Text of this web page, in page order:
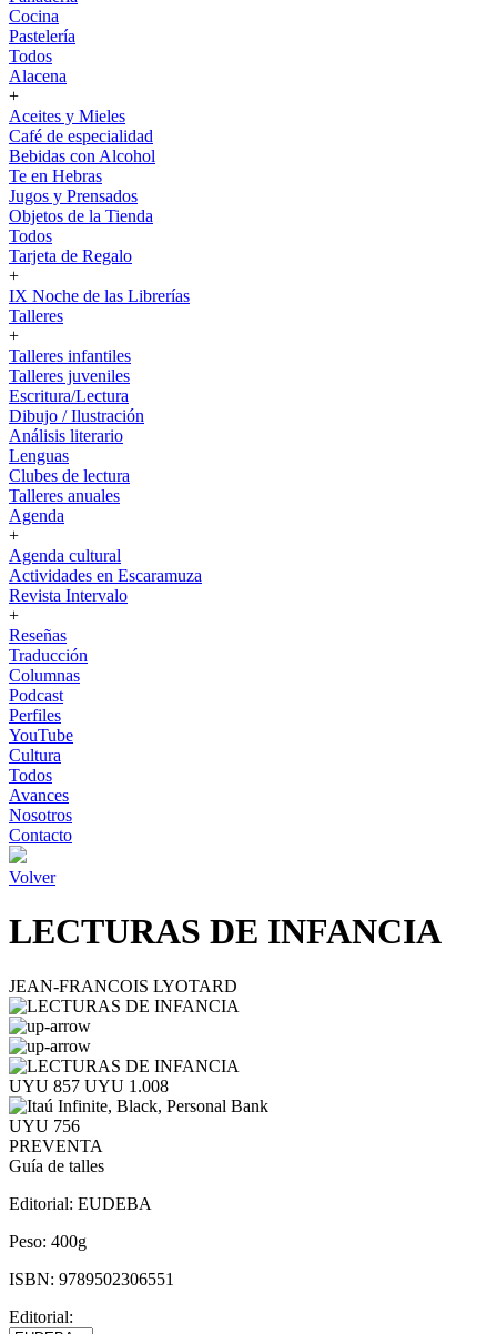
Cocina
Pastelería
Todos
Alacena
+
Aceites y Mieles
Café de especialidad
Bebidas con Alcohol
Te en Hebras
Jugos y Prensados
Objetos de la Tienda
Todos
Tarjeta de Regalo
+
IX Noche de las Librerías
Talleres
+
Talleres infantiles
Talleres juveniles
Escritura/Lectura
Dibujo / Ilustración
Análisis literario
Lenguas
Clubes de lectura
Talleres anuales
Agenda
+
Agenda cultural
Actividades en Escaramuza
Revista Intervalo
+
Reseñas
Traducción
Columnas
Podcast
Perfiles
YouTube
Cultura
Todos
Avances
Nosotros
Contacto
Volver
LECTURAS DE INFANCIA
JEAN-FRANCOIS LYOTARD
UYU 857 UYU 1.008
UYU 756
PREVENTA
Guía de talles
Editorial: EUDEBA
Peso: 400g
ISBN: 9789502306551
Editorial: